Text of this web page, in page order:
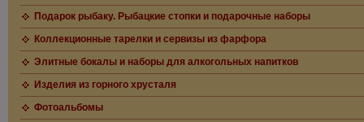
Подарок рыбаку. Рыбацкие стопки и подарочные наборы
Коллекционные тарелки и сервизы из фарфора
Элитные бокалы и наборы для алкогольных напитков
Изделия из горного хрусталя
Фотоальбомы